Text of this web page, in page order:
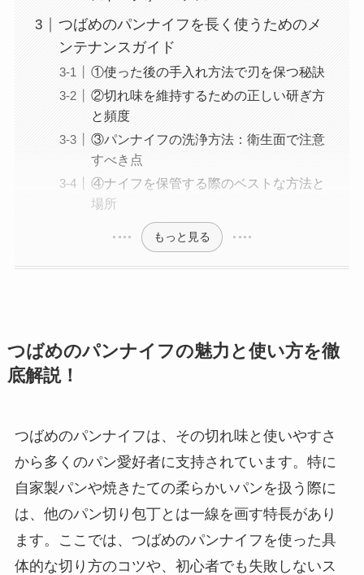
つばめのパンナイフを長く使うためのメ
ンテナンスガイド
①使った後の手入れ方法で刃を保つ秘訣
②切れ味を維持するための正しい研ぎ方
と頻度
③パンナイフの洗浄方法：衛生面で注意
すべき点
④ナイフを保管する際のベストな方法と
場所
もっと見る
つばめのパンナイフの魅力と使い方を徹
底解説！
つばめのパンナイフは、その切れ味と使いやすさ
から多くのパン愛好者に支持されています。特に
自家製パンや焼きたての柔らかいパンを扱う際に
は、他のパン切り包丁とは一線を画す特長があり
ます。ここでは、つばめのパンナイフを使った具
体的な切り方のコツや、初心者でも失敗しないス